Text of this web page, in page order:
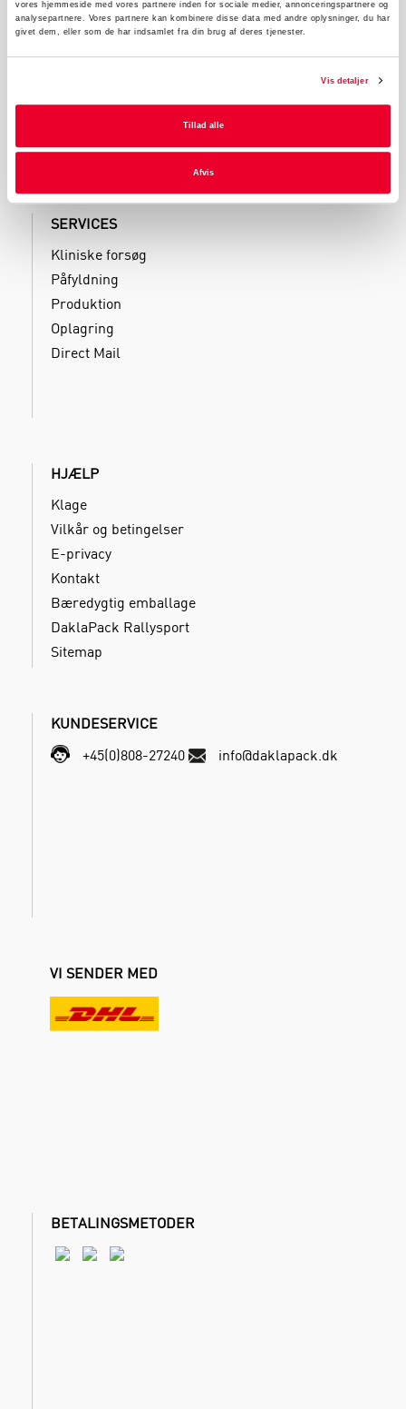
vores hjemmeside med vores partnere inden for sociale medier, annonceringspartnere og
analysepartnere. Vores partnere kan kombinere disse data med andre oplysninger, du har
givet dem, eller som de har indsamlet fra din brug af deres tjenester.
Vis detaljer
Tillad alle
Afvis
Industri Emballage
Reklame Emballage
Lamineret Emballage
Medicinsk Emballage
SERVICES
Kliniske forsøg
Påfyldning
Produktion
Oplagring
Direct Mail
HJÆLP
Klage
Vilkår og betingelser
E-privacy
Kontakt
Bæredygtig emballage
DaklaPack Rallysport
Sitemap
KUNDESERVICE
+45(0)808-27240
info@daklapack.dk
VI SENDER MED
BETALINGSMETODER